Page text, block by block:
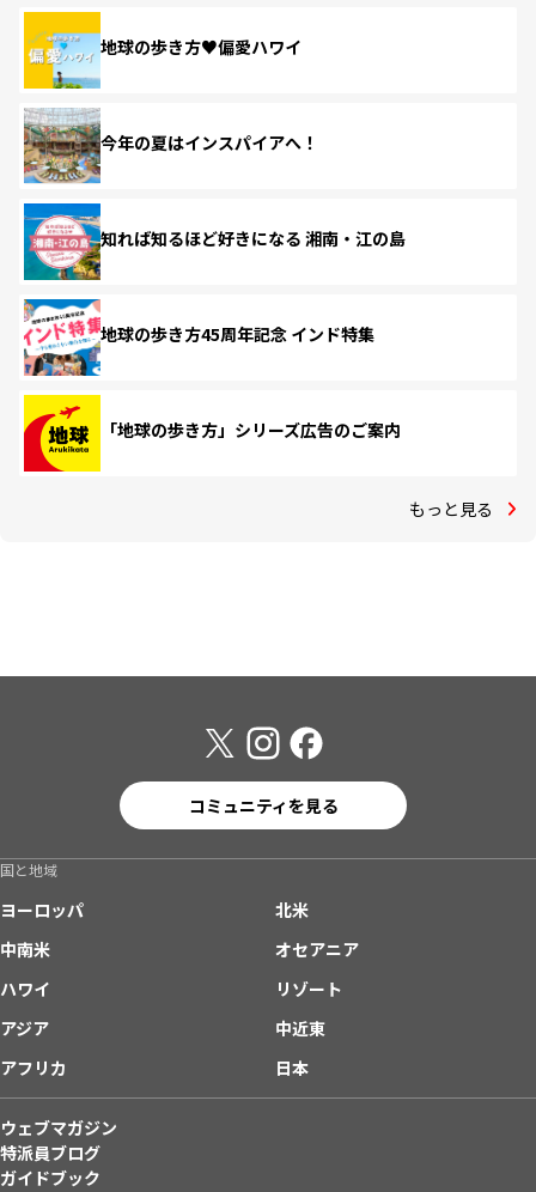
地球の歩き方♥偏愛ハワイ
今年の夏はインスパイアへ！
知れば知るほど好きになる 湘南・江の島
地球の歩き方45周年記念 インド特集
「地球の歩き方」シリーズ広告のご案内
もっと見る
コミュニティを見る
国と地域
ヨーロッパ
北米
中南米
オセアニア
ハワイ
リゾート
アジア
中近東
アフリカ
日本
ウェブマガジン
特派員ブログ
ガイドブック